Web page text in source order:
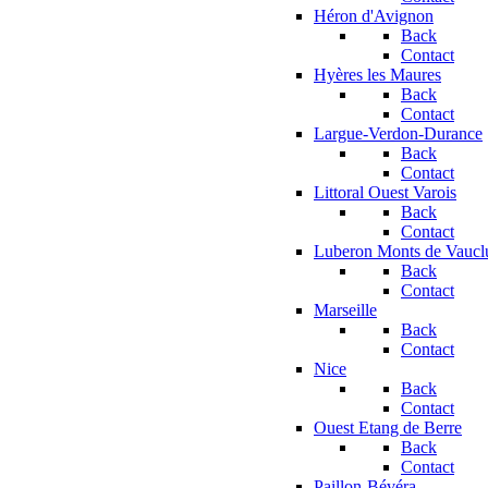
Héron d'Avignon
Back
Contact
Hyères les Maures
Back
Contact
Largue-Verdon-Durance
Back
Contact
Littoral Ouest Varois
Back
Contact
Luberon Monts de
Back
Contact
Marseille
Back
Contact
Nice
Back
Contact
Ouest Etang de Berre
Back
Contact